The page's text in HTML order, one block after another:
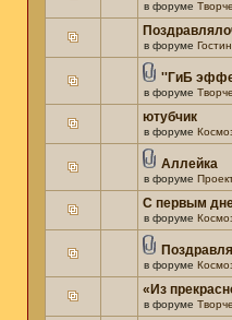
в форуме
в форуме
''ГиБ
в форуме
ютубчик
в форуме
Аллейка
в форуме
С первым
в форуме
в форуме
«Из
в форуме